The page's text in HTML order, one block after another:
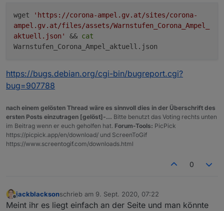
wget
'https://corona-ampel.gv.at/sites/corona-
ampel.gv.at/files/assets/Warnstufen_Corona_Ampel_
aktuell.json'
&& cat
Warnstufen_Corona_Ampel_aktuell.json
https://bugs.debian.org/cgi-bin/bugreport.cgi?
bug=907788
nach einem gelösten Thread wäre es sinnvoll dies in der Überschrift des
ersten Posts einzutragen [gelöst]-... Bitte benutzt das Voting rechts unten
im Beitrag wenn er euch geholfen hat. Forum-Tools: PicPick
https://picpick.app/en/download/ und ScreenToGif
https://www.screentogif.com/downloads.html
0
Offline
jackblacksonschrieb am 9. Sept. 2020, 07:22
zuletzt editiert von
Meint ihr es liegt einfach an der Seite und man könnte